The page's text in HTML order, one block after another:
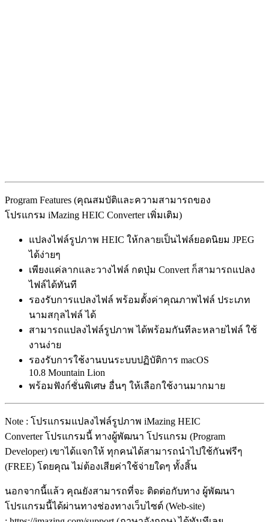
Program Features (คุณสมบัติและความสามารถของ
โปรแกรม iMazing HEIC Converter เพิ่มเติม)
แปลงไฟล์รูปภาพ HEIC ให้กลายเป็นไฟล์ยอดนิยม JPEG
ได้ง่ายๆ
เพียงแค่ลากและวางไฟล์ กดปุ่ม Convert ก็สามารถแปลง
ไฟล์ได้ทันที
รองรับการแปลงไฟล์ พร้อมตั้งค่าคุณภาพไฟล์ ประเภท
นามสกุลไฟล์ ได้
สามารถแปลงไฟล์รูปภาพ ได้พร้อมกันทีละหลายไฟล์ ใช้
งานง่าย
รองรับการใช้งานบนระบบปฏิบัติการ macOS
10.8 Mountain Lion
พร้อมฟังก์ชั่นพิเศษ อื่นๆ ให้เลือกใช้งานมากมาย
Note : โปรแกรมแปลงไฟล์รูปภาพ iMazing HEIC
Converter โปรแกรมนี้ ทางผู้พัฒนา โปรแกรม (Program
Developer) เขาได้แจกให้ ทุกคนได้สามารถนำไปใช้กันฟรีๆ
(FREE) โดยคุณ ไม่ต้องเสียค่าใช้จ่ายใดๆ ทั้งสิ้น
นอกจากนี้แล้ว คุณยังสามารถที่จะ ติดต่อกับทาง ผู้พัฒนา
โปรแกรมนี้ได้ผ่านทางช่องทางเว็บไซต์ (Web-site)